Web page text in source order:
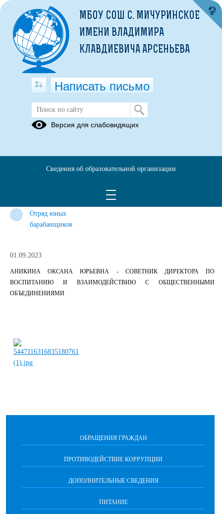
Советник директора по воспитанию
и взаимодействию с
Мероприятия
Календарный
Отряд юных
барабанщиков
01.09.2023
АНИКИНА ОКСАНА ЮРЬЕВНА - СОВЕТНИК ДИРЕКТОРА ПО
ВОСПИТАНИЮ И ВЗАИМОДЕЙСТВИЮ С ОБЩЕСТВЕННЫМИ
ОБЪЕДИНЕНИЯМИ
ОБРАЩЕНИЯ ГРАЖДАН
ПРОТИВОДЕЙСТВИЕ КОРРУПЦИИ
ДОПОЛНИТЕЛЬНЫЕ СВЕДЕНИЯ
ПИТАНИЕ
МБОУ СОШ С. МИЧУРИНСКОЕ
ИМЕНИ ВЛАДИМИРА
КЛАВДИЕВИЧА АРСЕНЬЕВА
Написать письмо
Версия для слабовидящих
Сведения об образовательной организации